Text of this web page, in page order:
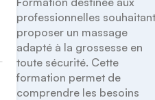
professionnelles
proposer un massage
adapté à la grossesse en
toute sécurité. Cette
formation permet de
comprendre les besoins